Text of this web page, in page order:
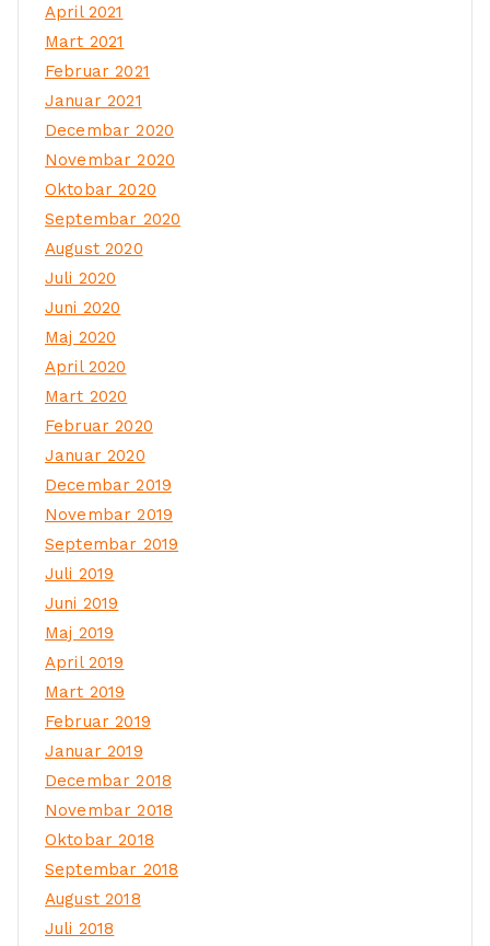
April 2021
Mart 2021
Februar 2021
Januar 2021
Decembar 2020
Novembar 2020
Oktobar 2020
Septembar 2020
August 2020
Juli 2020
Juni 2020
Maj 2020
April 2020
Mart 2020
Februar 2020
Januar 2020
Decembar 2019
Novembar 2019
Septembar 2019
Juli 2019
Juni 2019
Maj 2019
April 2019
Mart 2019
Februar 2019
Januar 2019
Decembar 2018
Novembar 2018
Oktobar 2018
Septembar 2018
August 2018
Juli 2018